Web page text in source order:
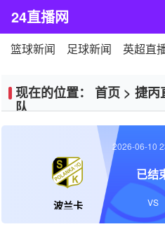
24直播网
篮球新闻 足球新闻 英超直
现在的位置： 首页 > 捷丙
队
波兰卡
2026-06-10
已结
VS